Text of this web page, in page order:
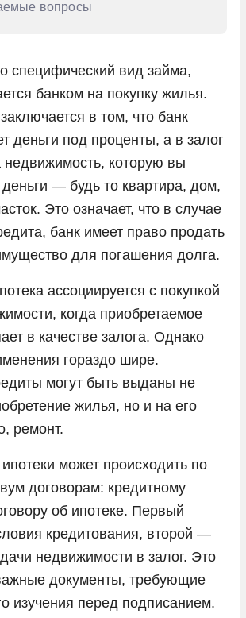
вопросы
специфический вид займа,
банком на покупку жилья.
в том, что банк
деньги под проценты, а в залог
недвижимость, которую вы
деньги — будь то квартира, дом,
Это означает, что в случае
банк имеет право продать
для погашения долга.
ассоциируется с покупкой
когда приобретаемое
в качестве залога. Однако
гораздо шире.
могут быть выданы не
жилья, но и на его
ремонт.
может происходить по
договорам: кредитному
об ипотеке. Первый
кредитования, второй —
недвижимости в залог. Это
документы, требующие
изучения перед подписанием.